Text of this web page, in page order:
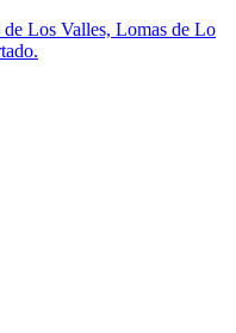
Los Valles, Lomas de Lo